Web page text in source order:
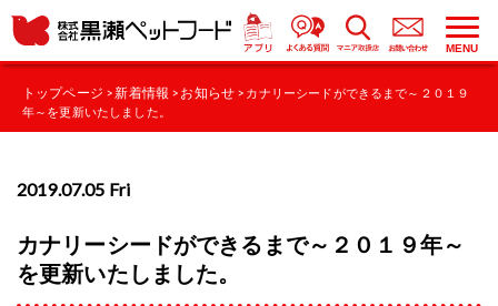
MENU
トップページ >新着情報 > お知らせ > カナリーシードができるまで～２０１９
年～を更新いたしました。
2019.07.05 Fri
カナリーシードができるまで～２０１９年～
を更新いたしました。